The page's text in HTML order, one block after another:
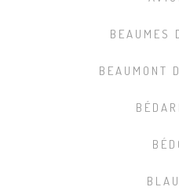
BEAUMES
BEAUMONT